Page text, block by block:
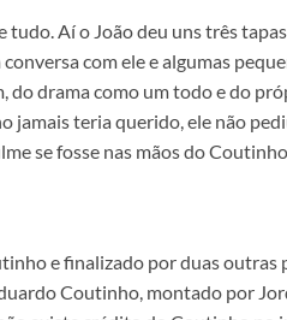
Aí o João deu uns três
com ele e algumas
do drama como um todo e do
jamais teria querido, ele não
se fosse nas mãos do
e finalizado por duas outras
Coutinho, montado por